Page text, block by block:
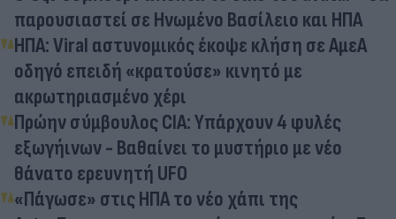
παρουσιαστεί σε Ηνωμένο Βασίλειο και ΗΠΑ
ΗΠΑ: Viral αστυνομικός έκοψε κλήση σε ΑμεΑ
οδηγό επειδή «κρατούσε» κινητό με
ακρωτηριασμένο χέρι
Πρώην σύμβουλος CIA: Υπάρχουν 4 φυλές
εξωγήινων - Βαθαίνει το μυστήριο με νέο
θάνατο ερευνητή UFO
«Πάγωσε» στις ΗΠΑ το νέο χάπι της